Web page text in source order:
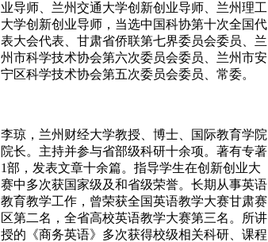
业导师、兰州交通大学创新创业导师、兰州理工
大学创新创业导师，当选中国科协第十次全国代
表大会代表、甘肃省侨联第七界委员会委员、兰
州市科学技术协会第六次委员会委员、兰州市安
宁区科学技术协会第五次委员会委员、常委。
李琼 ， 兰州财经大学教授、博士、国际教育学院
院长。主持并参与省部级科研十余项。著有专著
1部，发表文章十余篇。指导学生在创新创业大
赛中多次获国家级及和省级荣誉。长期从事英语
教育教学工作，曾荣获全国英语教学大赛甘肃赛
区第二名，全省高校英语教学大赛第三名。所讲
授的《商务英语》多次获得校级相关科研、课程